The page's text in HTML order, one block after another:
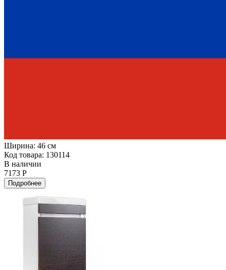
Ширина: 46 см
Код товара: 130114
В наличии
7173 Р
Подробнее